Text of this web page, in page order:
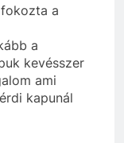
a
a
kevésszer
ami
kapunál